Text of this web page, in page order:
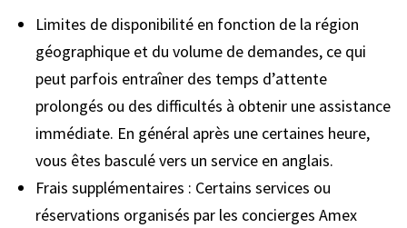
Limites de disponibilité en fonction de la région
géographique et du volume de demandes, ce qui
peut parfois entraîner des temps d’attente
prolongés ou des difficultés à obtenir une assistance
immédiate. En général après une certaines heure,
vous êtes basculé vers un service en anglais.
Frais supplémentaires : Certains services ou
réservations organisés par les concierges Amex